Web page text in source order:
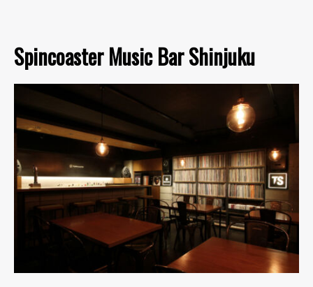
Spincoaster Music Bar Shinjuku